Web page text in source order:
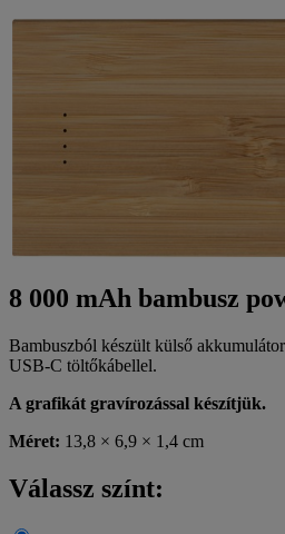
8 000 mAh bambusz
Bambuszból készült külső
USB-C töltőkábellel.
A grafikát gravírozással készítjük.
Méret: 13,8 × 6,9 × 1,4 cm
Válassz színt: